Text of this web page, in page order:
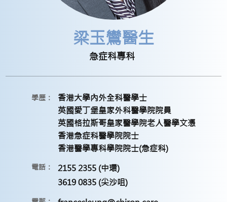
梁玉鸞醫生
急症科專科
學歷：
香港大學內外全科醫學士
英國愛丁堡皇家外科醫學院院員
英國格拉斯哥皇家醫學院老人醫學文憑
香港急症科醫學院院士
香港醫學專科學院院士(急症科)
電話：
2155 2355 (中環)
3619 0835 (尖沙咀)